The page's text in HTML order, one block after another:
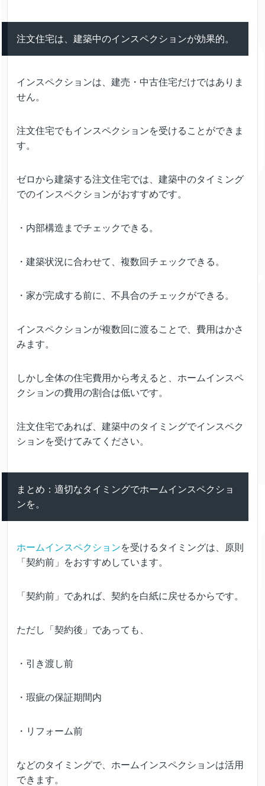
注文住宅は、建築中のインスペクションが効果的。
インスペクションは、建売・中古住宅だけではありま
せん。
注文住宅でもインスペクションを受けることができま
す。
ゼロから建築する注文住宅では、建築中のタイミング
でのインスペクションがおすすめです。
・内部構造までチェックできる。
・建築状況に合わせて、複数回チェックできる。
・家が完成する前に、不具合のチェックができる。
インスペクションが複数回に渡ることで、費用はかさ
みます。
しかし全体の住宅費用から考えると、ホームインスペ
クションの費用の割合は低いです。
注文住宅であれば、建築中のタイミングでインスペク
ションを受けてみてください。
まとめ：適切なタイミングでホームインスペクショ
ンを。
ホームインスペクションを受けるタイミングは、原則
「契約前」をおすすめしています。
「契約前」であれば、契約を白紙に戻せるからです。
ただし「契約後」であっても、
・引き渡し前
・瑕疵の保証期間内
・リフォーム前
などのタイミングで、ホームインスペクションは活用
できます。